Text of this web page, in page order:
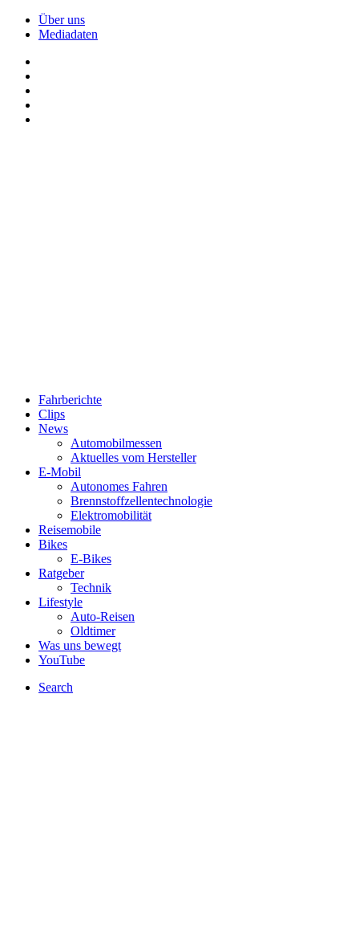
Über uns
Mediadaten
Fahrberichte
Clips
News
Automobilmessen
Aktuelles vom Hersteller
E-Mobil
Autonomes Fahren
Brennstoffzellentechnologie
Elektromobilität
Reisemobile
Bikes
E-Bikes
Ratgeber
Technik
Lifestyle
Auto-Reisen
Oldtimer
Was uns bewegt
YouTube
Search